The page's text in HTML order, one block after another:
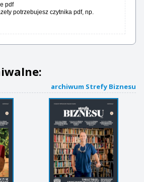
pdf
potrzebujesz czytnika pdf, np.
archiwum Strefy Biznesu